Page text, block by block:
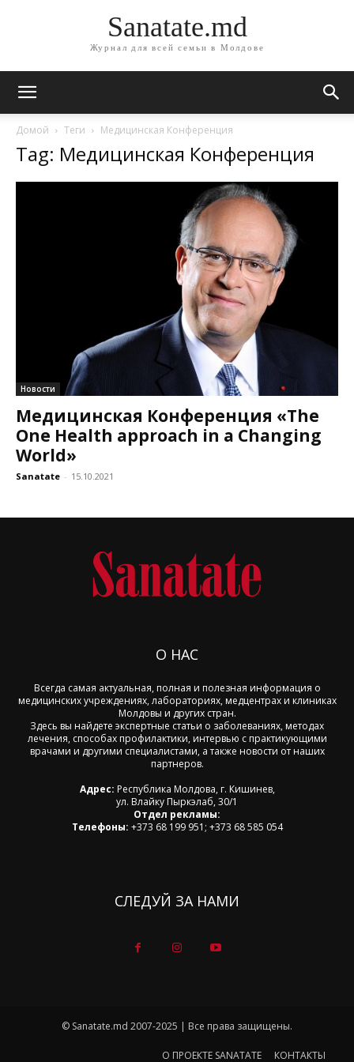
Sanatate.md
Журнал для всей семьи в Молдове
Домой Теги Медицинская Конференция
Tag: Медицинская Конференция
Новости
Медицинская Конференция «The
One Health approach in a Changing
World»
Sanatate - 15.10.2021
О НАС
Всегда самая актуальная, полная и полезная информация о
медицинских учреждениях, лабораториях, медцентрах и клиниках
Молдовы и других стран.
Здесь вы найдете экспертные статьи о заболеваниях, методах
лечения, способах профилактики, интервью с практикующими
врачами и другими специалистами, а также новости от наших
партнеров.
Адрес: Республика Молдова, г. Кишинев,
ул. Влайку Пыркэлаб, 30/1
Отдел рекламы:
Телефоны: +373 68 199 951; +373 68 585 054
СЛЕДУЙ ЗА НАМИ
© Sanatate.md 2007-2025 | Все права защищены.
О ПРОЕКТЕ SANATATE КОНТАКТЫ